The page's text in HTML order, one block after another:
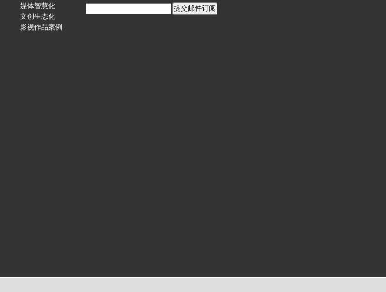
媒体智慧化
文创生态化
影视作品案例